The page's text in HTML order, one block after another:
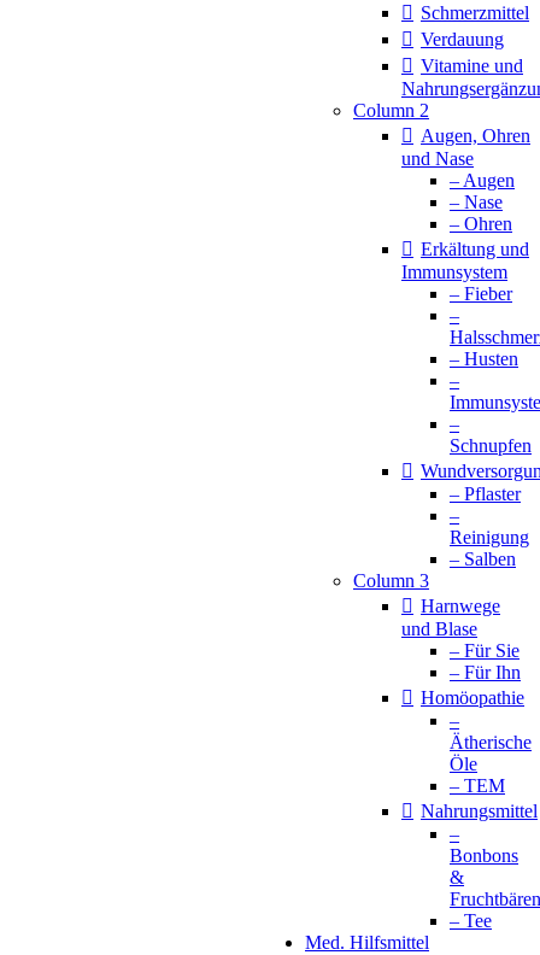
Schmerzmittel
Verdauung
Vitamine und
Column 2
Augen, Ohren
und Nase
– Augen
– Nase
– Ohren
Erkältung und
Immunsystem
– Fieber
–
– Husten
–
–
Schnupfen
– Pflaster
–
Reinigung
– Salben
Column 3
Harnwege
und Blase
– Für Sie
– Für Ihn
Homöopathie
–
Ätherische
Öle
– TEM
Nahrungsmittel
–
Bonbons
&
Fruchtbären
– Tee
Med. Hilfsmittel